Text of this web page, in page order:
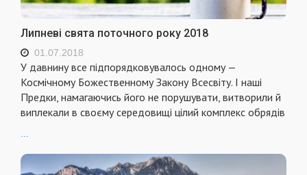
Липневі свята поточного року 2018
01.07.2018
У давнину все підпорядковувалось одному —
Космічному Божественному Закону Всесвіту. І наші
Предки, намагаючись його не порушувати, витворили й
виплекали в своєму середовищі цілий комплекс обрядів